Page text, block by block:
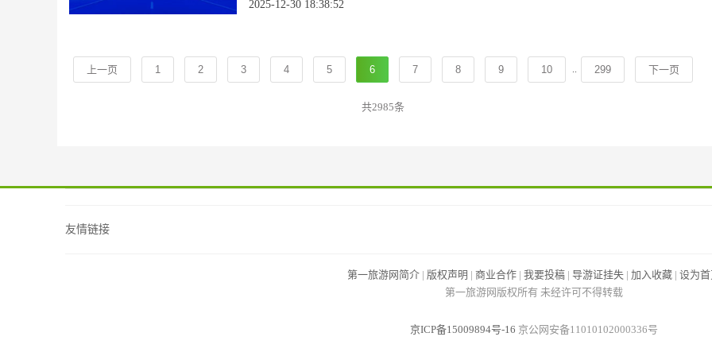
2025-12-30 18:38:52
上一页 1 2 3 4 5 6 7 8 9 10 .. 299 下一页
共2985条
友情链接
第一旅游网简介 | 版权声明 | 商业合作 | 我要投稿 | 导游证挂失 | 加入收藏 | 设为
第一旅游网版权所有 未经许可不得转载
京ICP备15009894号-16 京公网安备11010102000336号